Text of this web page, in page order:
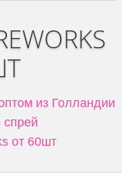
из Голландии
спрей
от 60шт